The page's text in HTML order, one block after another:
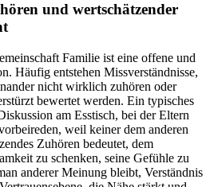
und wertschätzender
Familie ist eine offene und
Häufig entstehen Missverständnisse,
nicht wirklich zuhören oder
bewertet werden. Ein typisches
am Esstisch, bei der Eltern
weil keiner dem anderen
Zuhören bedeutet, dem
zu schenken, seine Gefühle zu
anderer Meinung bleibt, Verständnis